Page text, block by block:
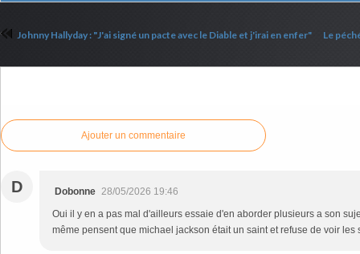
Johnny Hallyday : "J'ai signé un pacte avec le Diable et j'irai en enfer" Le
Ajouter un commentaire
D Dobonne 28/05/2026 19:46
Oui il y en a pas mal d'ailleurs essaie d'en aborder plusieurs a son
même pensent que michael jackson était un saint et refuse de voir les